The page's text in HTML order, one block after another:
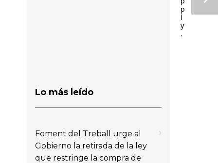
p
l
y
.
Lo más leído
Foment del Treball urge al
Gobierno la retirada de la ley
que restringe la compra de